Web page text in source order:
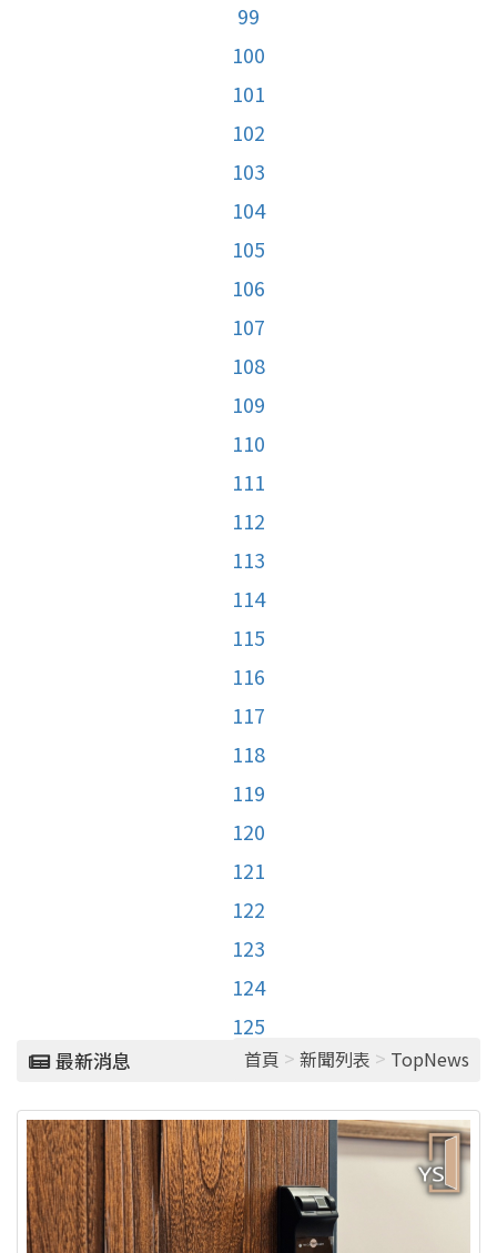
99
100
101
102
103
104
105
106
107
108
109
110
111
112
113
114
115
116
117
118
119
120
121
122
123
124
125
最新消息 首頁 > 新聞列表 > TopNews